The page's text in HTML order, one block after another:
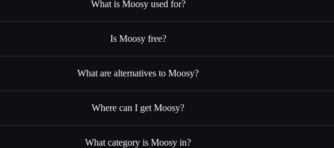
What is Moosy used for?
Is Moosy free?
What are alternatives to Moosy?
Where can I get Moosy?
What category is Moosy in?